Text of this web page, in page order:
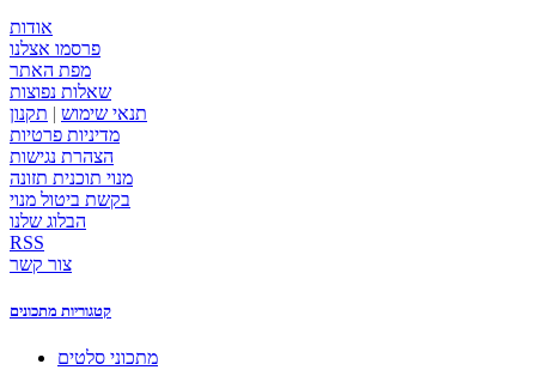
אודות
פרסמו אצלנו
מפת האתר
שאלות נפוצות
תנאי שימוש | תקנון
מדיניות פרטיות
הצהרת נגישות
מנוי תוכנית תזונה
בקשת ביטול מנוי
הבלוג שלנו
RSS
צור קשר
קטגוריות מתכונים
מתכוני סלטים